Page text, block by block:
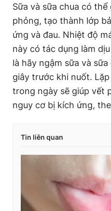
Sữa và sữa chua có
phỏng, tạo thành lớp
ứng và đau. Nhiệt độ
này có tác dụng làm
là hãy ngậm sữa và
giây trước khi nuốt.
trong ngày sẽ giúp vết
nguy cơ bị kích ứng,
Tin liên quan